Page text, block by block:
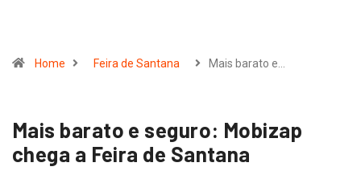
Home Feira de Santana Mais barato e…
Mais barato e seguro: Mobizap
chega a Feira de Santana